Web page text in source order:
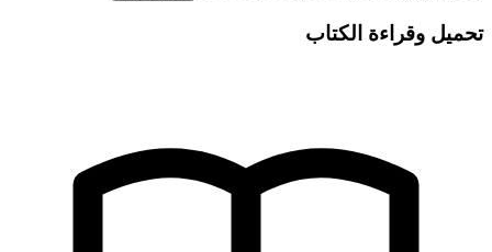
تحميل وقراءة الكتاب